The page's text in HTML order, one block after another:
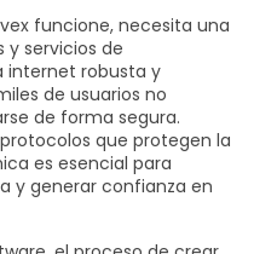
funcione, necesita una
y servicios de
internet robusta y
de usuarios no
de forma segura.
protocolos que protegen la
es esencial para
y generar confianza en